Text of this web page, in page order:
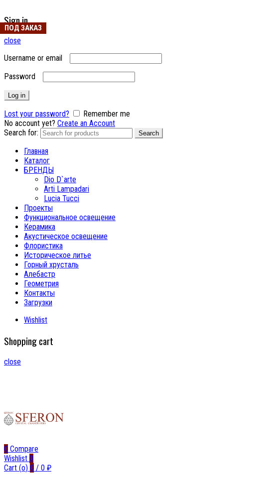
Sign in
close
Username or email
Password
Log in
Lost your password?
Remember me
No account yet? Create an Account
Search for:
Search
Главная
Каталог
БРЕНДЫ
Dio D`arte
Arti Lampadari
Lucia Tucci
Проекты
Функциональное освещение
Керамика
Акустическое освещение
Флористика
Историческое литье
Горный хрусталь
Алебастр
Геометрия
Контакты
Загрузки
Wishlist
Shopping cart
close
0 Compare
Wishlist 0
Cart (o) 0 / 0 ₽
ПОД ЗАКАЗ
ПОД ЗАКАЗ
ПОД ЗАКАЗ
ПОД ЗАКАЗ
ПОД ЗАКАЗ